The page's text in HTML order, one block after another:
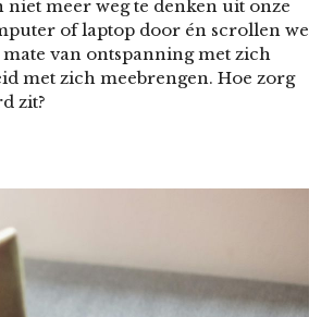
meer weg te denken uit onze
of laptop door én scrollen we
van ontspanning met zich
met zich meebrengen. Hoe zorg
zit?